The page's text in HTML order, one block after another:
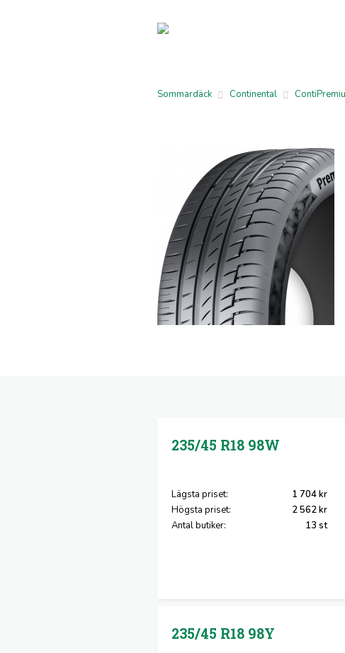
Sommardäck Continental
235/45 R18 98W
Lägsta priset:
1 704 kr
Högsta priset:
2 562 kr
Antal butiker:
13 st
235/45 R18 98Y